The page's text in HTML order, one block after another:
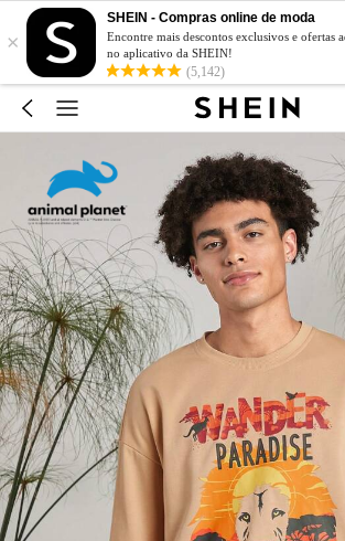
×
SHEIN - Compras online de moda
Encontre mais descontos exclusivos e ofertas
no aplicativo da SHEIN!
(5,142)